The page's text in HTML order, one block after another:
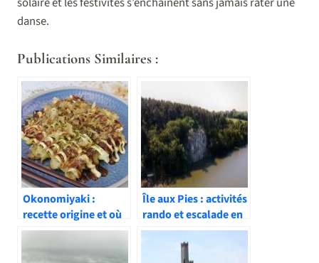
danse.
Publications Similaires :
Okonomiyaki :
recette origine et où
en manger au Japon
Île aux Pies : activités
rando et escalade en
Bretagne